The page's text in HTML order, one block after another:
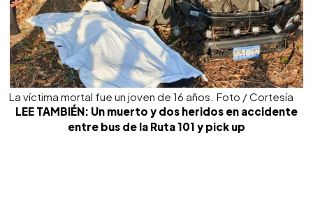
La víctima mortal fue un joven de 16 años. Foto / Cortesía
LEE TAMBIÉN: Un muerto y dos heridos en accidente
entre bus de la Ruta 101 y pick up